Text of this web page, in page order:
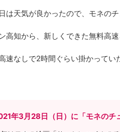
は天気が良かったので、モネの
高知から、新しくできた無料高
速なしで2時間ぐらい掛かってい
年3月28日（日）に「モネのチ